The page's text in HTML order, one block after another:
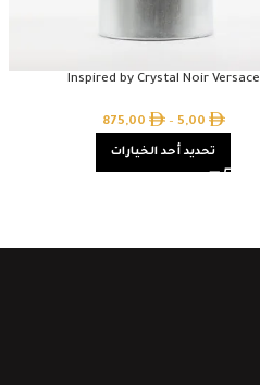
Inspired by Crystal Noir Versace
5,00
–
875,00
تحديد أحد الخيارات